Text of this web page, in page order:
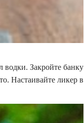
водки. Закройте банку
Настаивайте ликер в